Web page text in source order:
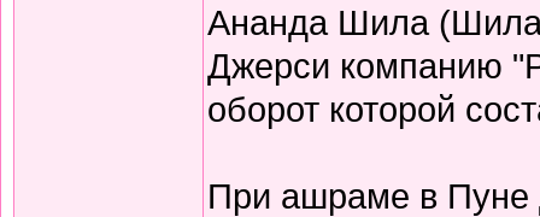
Ананда Шила
Джерси компанию
оборот которой
При ашраме в Пуне